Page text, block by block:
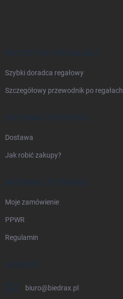
WSZYSTKO O REGAŁACH
Szybki doradca regałowy
Szczegółowy przewodnik po regałach
DOSTAWA I PŁATNOŚĆ
Dostawa
Jak robić zakupy?
INFORMACJE PRAWNE
Moje zamówienie
PPWR
Regulamin
KONTAKT
biuro@biedrax.pl